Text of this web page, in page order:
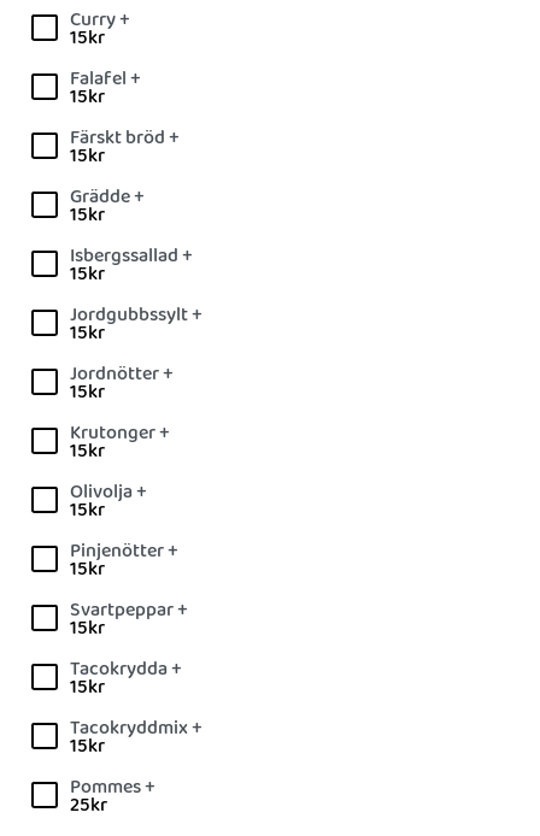
Curry +
15kr
Falafel +
15kr
Färskt bröd +
15kr
Grädde +
15kr
Isbergssallad +
15kr
Jordgubbssylt +
15kr
Jordnötter +
15kr
Krutonger +
15kr
Olivolja +
15kr
Pinjenötter +
15kr
Svartpeppar +
15kr
Tacokrydda +
15kr
Tacokryddmix +
15kr
Pommes +
25kr